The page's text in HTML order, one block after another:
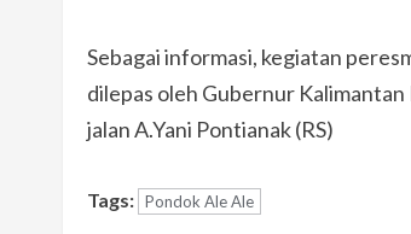
Sebagai informasi, kegiatan
dilepas oleh Gubernur
jalan A.Yani Pontianak (RS)
Tags: Pondok Ale Ale